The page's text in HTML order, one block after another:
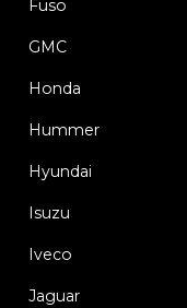
Fuso
GMC
Honda
Hummer
Hyundai
Isuzu
Iveco
Jaguar